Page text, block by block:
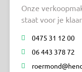
Onze
staat voor je
0475 31 12 00
06 443 378 72